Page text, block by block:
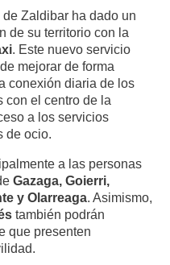
Zaldibar ha dado un
de su territorio con la
. Este nuevo servicio
mejorar de forma
conexión diaria de los
con el centro de la
a los servicios
de ocio.
a las personas
Gazaga, Goierri,
y Olarreaga. Asimismo,
también podrán
que presenten